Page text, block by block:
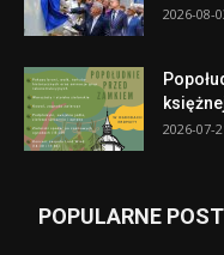
2026-08-
2026-07-
POPULARNE